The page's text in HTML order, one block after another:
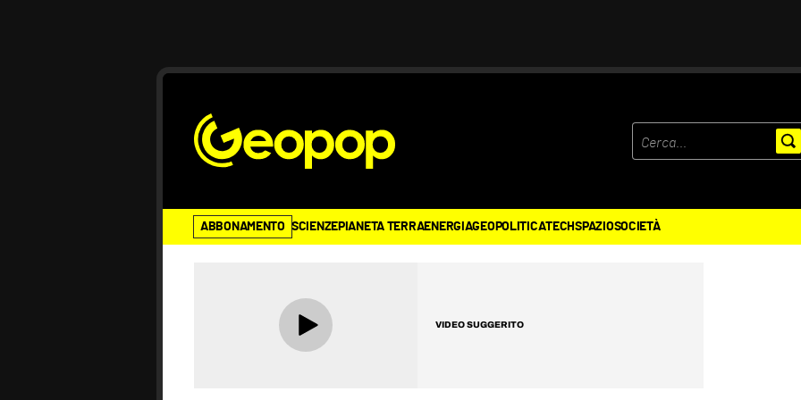
ABBONAMENTO SCIENZEPIANETA TERRAENERGIAGEOPOLITICATECHSPAZIOSOCIETÀ
VIDEO SUGGERITO